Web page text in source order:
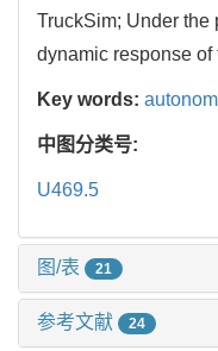
TruckSim; Under the
dynamic response
Key words:
中图分类号:
U469.5
图/表 21
参考文献 24